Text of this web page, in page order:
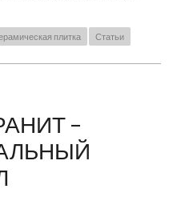
плитка Статьи
–